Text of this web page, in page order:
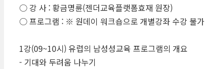
○ 강 사 : 황금명륜(젠더교육플랫폼효재 원장)
○ 프로그램 : ※ 원데이 워크숍으로 개별강좌 수강 불가
​1강(09~10시) 유럽의 남성성교육 프로그램의 개요
- 기대와 두려움 나누기